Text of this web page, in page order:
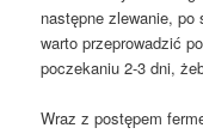
następne zlewanie,
warto przeprowadzić
poczekaniu 2-3 dni,
Wraz z postępem